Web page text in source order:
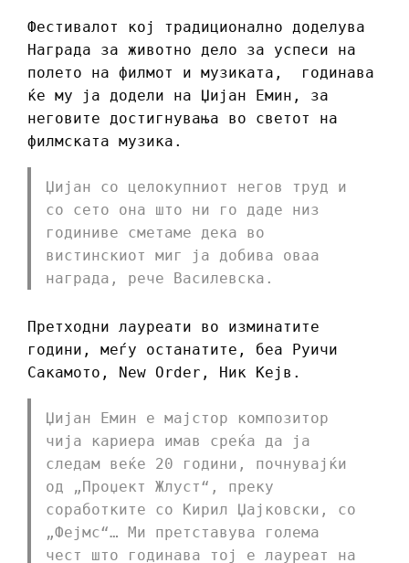
Фестивалот кој традиционално доделува
Награда за животно дело за успеси на
полето на филмот и музиката, годинава
ќе му ја додели на Џијан Емин, за
неговите достигнувања во светот на
филмската музика.
Џијан со целокупниот негов труд и
со сето она што ни го даде низ
годиниве сметаме дека во
вистинскиот миг ја добива оваа
награда, рече Василевска.
Претходни лауреати во изминатите
години, меѓу останатите, беа Руичи
Сакамото, New Order, Ник Кејв.
Џијан Емин е мајстор композитор
чија кариера имав среќа да ја
следам веќе 20 години, почнувајќи
од „Проџект Жлуст“, преку
соработките со Кирил Џајковски, со
„Фејмс“… Ми претставува голема
чест што годинава тој е лауреат на